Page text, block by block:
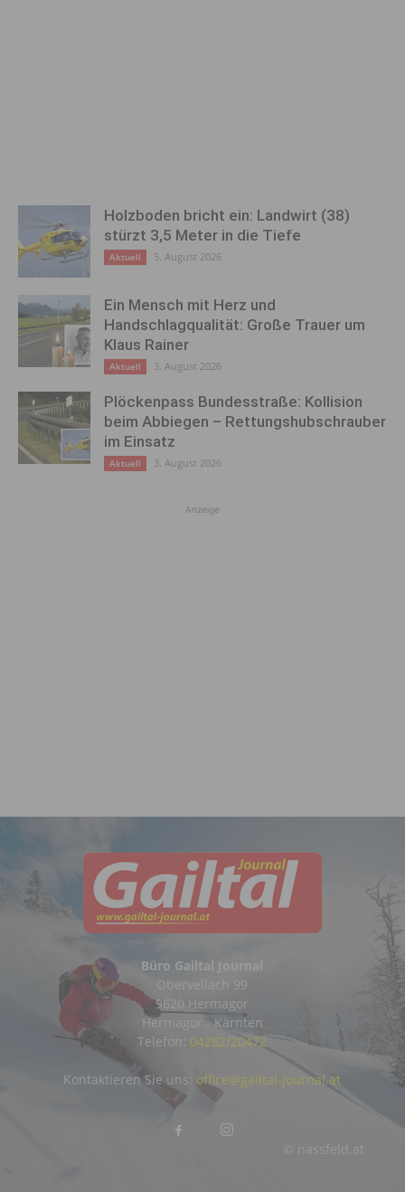
Holzboden bricht ein: Landwirt (38)
stürzt 3,5 Meter in die Tiefe
Aktuell 5. August 2026
Ein Mensch mit Herz und
Handschlagqualität: Große Trauer um
Klaus Rainer
Aktuell 3. August 2026
Plöckenpass Bundesstraße: Kollision
beim Abbiegen – Rettungshubschrauber
im Einsatz
Aktuell 3. August 2026
Anzeige
Büro Gailtal Journal
Obervellach 99
9620 Hermagor
Hermagor - Kärnten
Telefon: 04282/20472
© nassfeld.at
Kontaktieren Sie uns: office@gailtal-journal.at